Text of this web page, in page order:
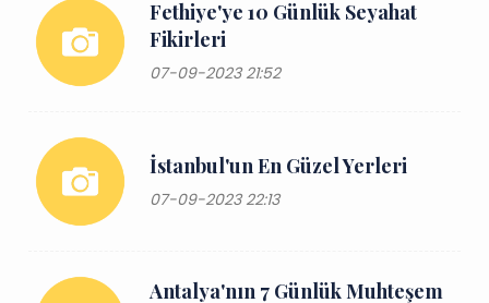
Fethiye'ye 10 Günlük Seyahat
Fikirleri
07-09-2023 21:52
İstanbul'un En Güzel Yerleri
07-09-2023 22:13
Antalya'nın 7 Günlük Muhteşem